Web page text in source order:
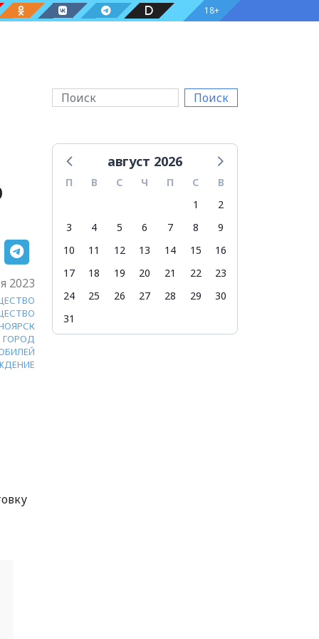
18+
Поиск
2023
ГОРОД
август 2026
П В С Ч П С
В
1
2
3
4 5 6 7 8
9
10
11 12 13 14 15
16
17
18 19 20 21 22
23
24
25 26 27 28 29
30
31